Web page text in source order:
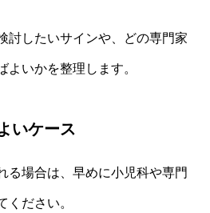
討したいサインや、どの専門家
よいかを整理します。
いケース
る場合は、早めに小児科や専門
ください。